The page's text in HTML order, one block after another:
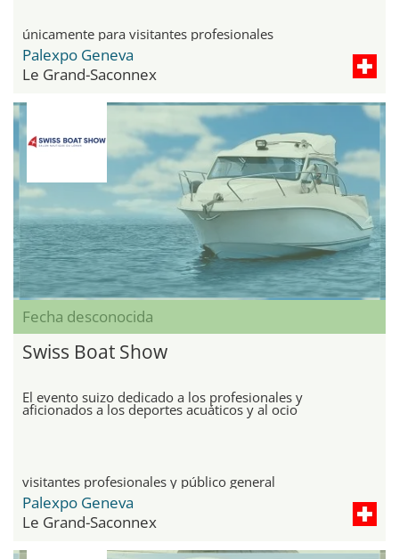
únicamente para visitantes profesionales
Palexpo Geneva
Le Grand-Saconnex
Fecha desconocida
Swiss Boat Show
El evento suizo dedicado a los profesionales y
aficionados a los deportes acuáticos y al ocio
visitantes profesionales y público general
Palexpo Geneva
Le Grand-Saconnex